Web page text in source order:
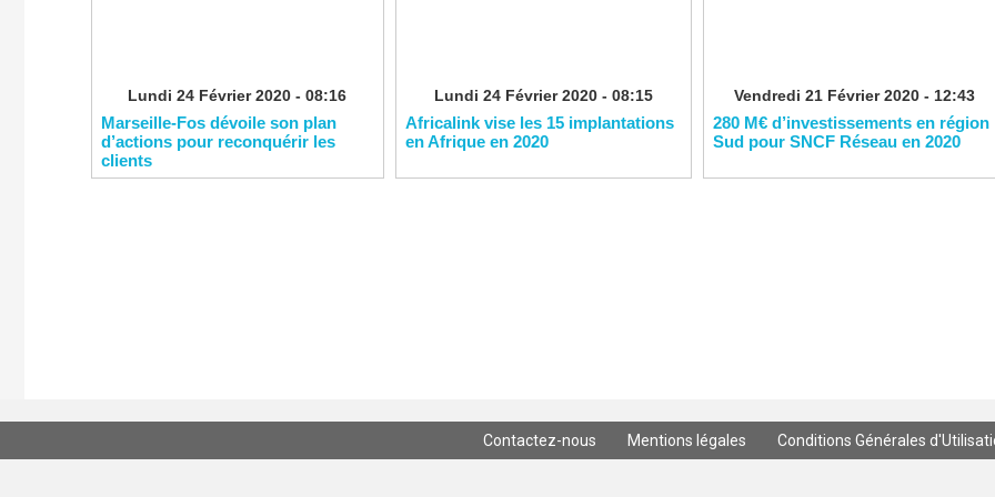
Lundi 24 Février 2020 - 08:16
Marseille-Fos dévoile son plan
d’actions pour reconquérir les
clients
Lundi 24 Février 2020 - 08:15
Africalink vise les 15 implantations
en Afrique en 2020
Vendredi 21 Février 2020 - 12:43
280 M€ d’investissements en région
Sud pour SNCF Réseau en 2020
Contactez-nous Mentions légales Conditions Générales